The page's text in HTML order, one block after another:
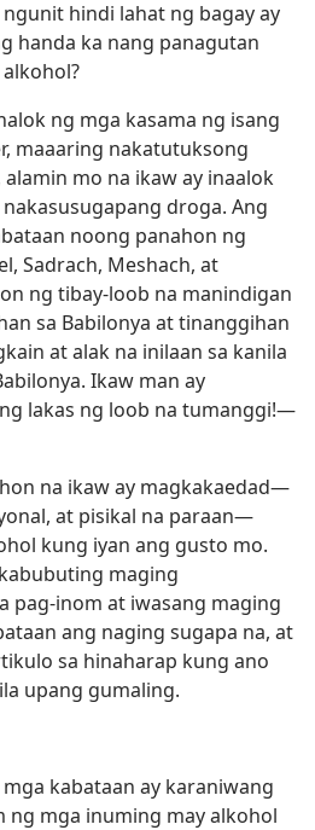
ngunit hindi lahat ng bagay ay
handa ka nang panagutan
ng mga kasama ng isang
maaaring nakatutuksong
mo na ikaw ay inaalok
droga. Ang
noong panahon ng
Sadrach, Meshach, at
ng tibay-loob na manindigan
sa Babilonya at tinanggihan
at alak na inilaan sa kanila
Ikaw man ay
lakas ng loob na tumanggi!​—
na ikaw ay magkakaedad​—
at pisikal na paraan—​
kung iyan ang gusto mo.
maging
pag-inom at iwasang maging
ang naging sugapa na, at
sa hinaharap kung ano
upang gumaling.
kabataan ay karaniwang
ng mga inuming may alkohol